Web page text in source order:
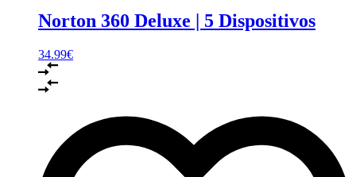
Norton 360 Deluxe | 5 Dispositivos
34.99€